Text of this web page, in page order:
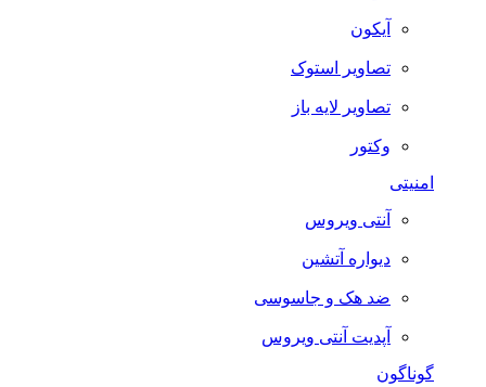
آیکون
تصاویر استوک
تصاویر لایه باز
وکتور
امنیتی
آنتی ویروس
دیواره آتشین
ضد هک و جاسوسی
آپدیت آنتی ویروس
گوناگون